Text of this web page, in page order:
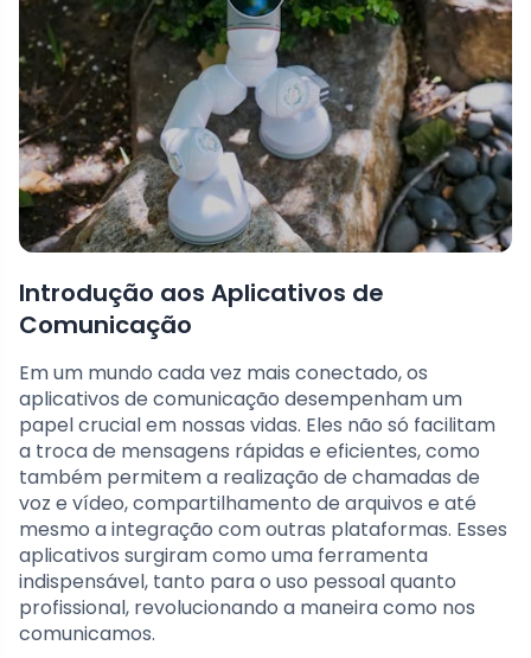
Introdução aos Aplicativos de
Comunicação
Em um mundo cada vez mais conectado, os
aplicativos de comunicação desempenham um
papel crucial em nossas vidas. Eles não só facilitam
a troca de mensagens rápidas e eficientes, como
também permitem a realização de chamadas de
voz e vídeo, compartilhamento de arquivos e até
mesmo a integração com outras plataformas. Esses
aplicativos surgiram como uma ferramenta
indispensável, tanto para o uso pessoal quanto
profissional, revolucionando a maneira como nos
comunicamos.